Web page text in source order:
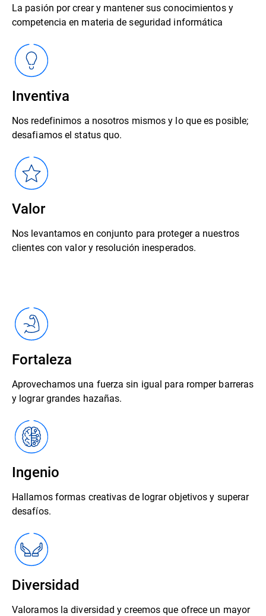
La pasión por crear y mantener sus conocimientos y
competencia en materia de seguridad informática
Inventiva
Nos redefinimos a nosotros mismos y lo que es posible;
desafiamos el status quo.
Valor
Nos levantamos en conjunto para proteger a nuestros
clientes con valor y resolución inesperados.
Fortaleza
Aprovechamos una fuerza sin igual para romper barreras
y lograr grandes hazañas.
Ingenio
Hallamos formas creativas de lograr objetivos y superar
desafíos.
Diversidad
Valoramos la diversidad y creemos que ofrece un mayor